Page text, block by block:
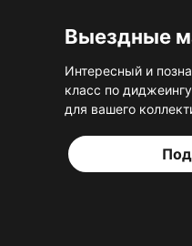
Выездные
Интересный и
класс по
для вашего